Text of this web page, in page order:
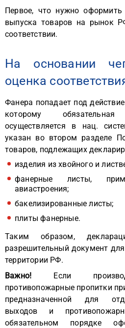
Первое, что нужно
выпуска товаров на рынок
соответствии.
На основании
оценка
Фанера попадает под
которому
осуществляется в нац.
указан во втором разделе
товаров, подлежащих
изделия из хвойного и
фанерные листы,
авиастроения;
бакелизированные листы;
плиты фанерные.
Таким образом,
разрешительный документ
территории РФ.
Важно! Если
противопожарные пропитки
предназначенной для
выходов и
обязательном порядке